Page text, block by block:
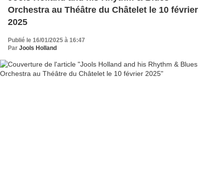
Orchestra au Théâtre du Châtelet le 10 février
2025
Publié le 16/01/2025 à 16:47
Par Jools Holland